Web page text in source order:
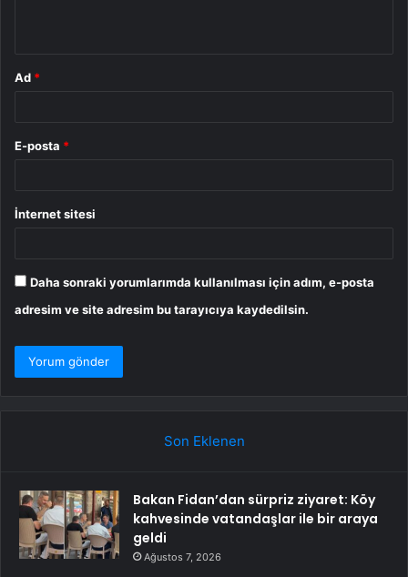
Ad *
E-posta *
İnternet sitesi
Daha sonraki yorumlarımda kullanılması için adım, e-posta
adresim ve site adresim bu tarayıcıya kaydedilsin.
Son Eklenen
Bakan Fidan’dan sürpriz ziyaret: Köy
kahvesinde vatandaşlar ile bir araya
geldi
Ağustos 7, 2026